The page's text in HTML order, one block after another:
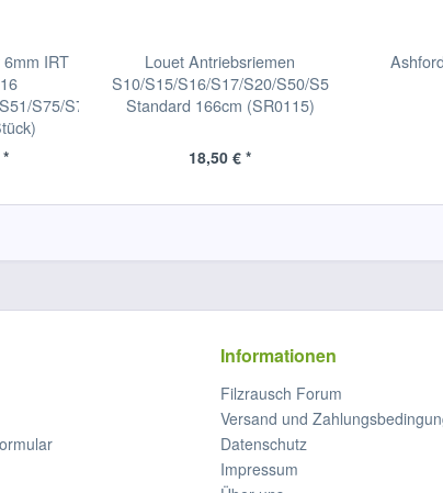
IRT
S75/S76/S77
Louet Antriebsriemen
S10/S15/S16/S17/S20/S50/S51/S70/S75/S80
Standard 166cm (SR0115)
18,50 € *
Informationen
Filzrausch Forum
Versand und
Datenschutz
Impressum